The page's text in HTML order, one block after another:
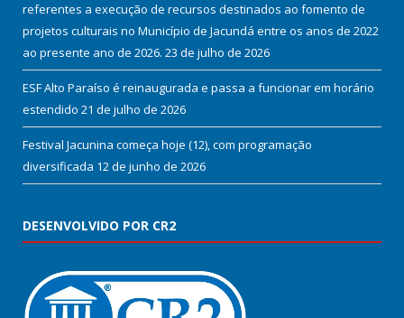
referentes a execução de recursos destinados ao fomento de
projetos culturais no Município de Jacundá entre os anos de 2022
ao presente ano de 2026. 23 de julho de 2026
ESF Alto Paraíso é reinaugurada e passa a funcionar em horário
estendido 21 de julho de 2026
Festival Jacunina começa hoje (12), com programação
diversificada 12 de junho de 2026
DESENVOLVIDO POR CR2